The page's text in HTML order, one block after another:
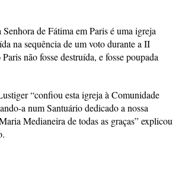
de Fátima em Paris é uma igreja
na sequência de um voto durante a II
não fosse destruída, e fosse poupada
“confiou esta igreja à Comunidade
a num Santuário dedicado a nossa
Medianeira de todas as graças” explicou